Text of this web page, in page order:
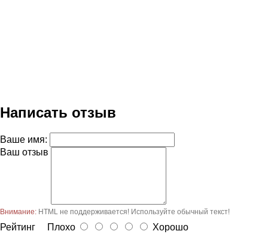
Написать отзыв
Ваше имя:
Ваш отзыв
Внимание: HTML не поддерживается! Используйте обычный текст!
Рейтинг Плохо Хорошо